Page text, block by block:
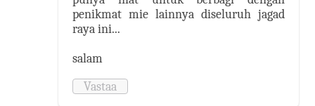
penikmat mie lainnya diseluruh jagad
raya ini...
salam
Vastaa